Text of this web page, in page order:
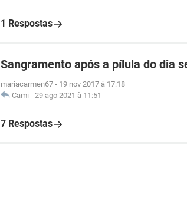
1 Respostas
Sangramento após a pílula do dia
mariacarmen67 - 19 nov 2017 à 17:18
Cami - 29 ago 2021 à 11:51
7 Respostas